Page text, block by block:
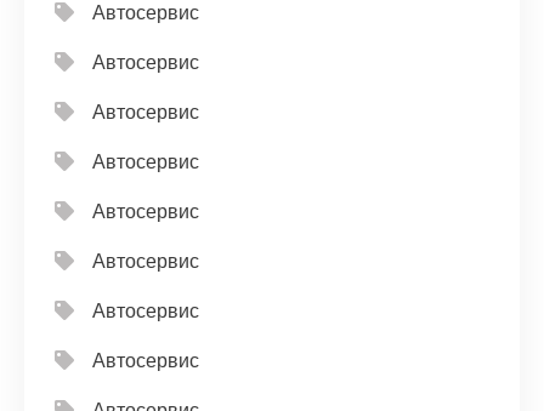
Автосервис
Автосервис
Автосервис
Автосервис
Автосервис
Автосервис
Автосервис
Автосервис